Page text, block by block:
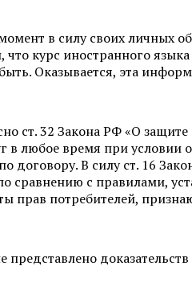
в силу своих личных
что курс иностранного
Оказывается, эта
ст. 32 Закона РФ «О
в любое время при
по договору. В силу ст. 16
сравнению с правилами,
прав потребителей,
представлено